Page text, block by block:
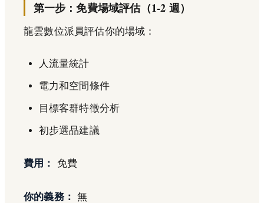
第一步：免費場域評估（1-2 週）
龍雲數位派員評估你的場域：
人流量統計
電力和空間條件
目標客群特徵分析
初步選品建議
費用： 免費
你的義務： 無